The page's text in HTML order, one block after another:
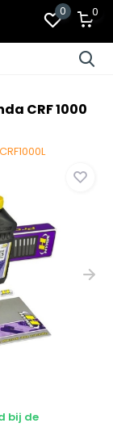
0 0
CRF 1000
bij de